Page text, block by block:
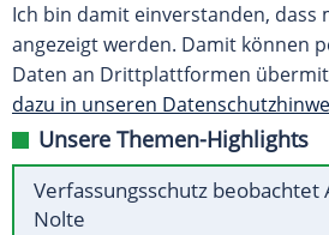
Ich bin damit einverstanden, dass
angezeigt werden. Damit können
Daten an Drittplattformen
dazu in unseren
Unsere Themen-Highlights
Verfassungsschutz beobachtet
Nolte